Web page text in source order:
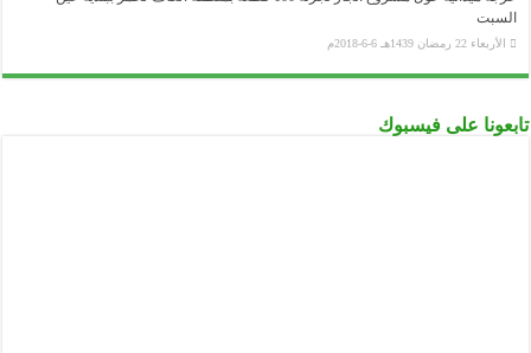
السبت
الأربعاء 22 رمضان 1439هـ 6-6-2018م
تابعونا على فيسبوك